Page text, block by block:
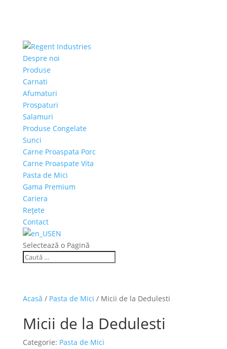
Despre noi
Produse
Carnati
Afumaturi
Prospaturi
Salamuri
Produse Congelate
Sunci
Carne Proaspata Porc
Carne Proaspate Vita
Pasta de Mici
Gama Premium
Cariera
Rețete
Contact
EN
Selectează o Pagină
Acasă / Pasta de Mici / Micii de la Dedulesti
Micii de la Dedulesti
Categorie: Pasta de Mici